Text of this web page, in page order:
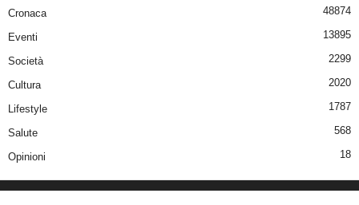
Cronaca 48874
Eventi 13895
Società 2299
Cultura 2020
Lifestyle 1787
Salute 568
Opinioni 18